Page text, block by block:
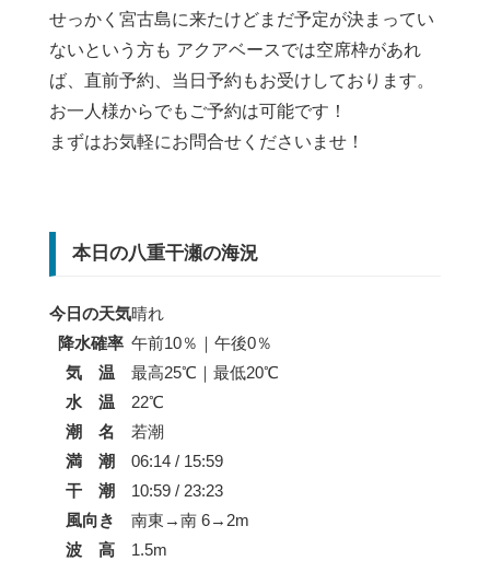
せっかく宮古島に来たけどまだ予定が決まってい
ないという方も アクアベースでは空席枠があれ
ば、直前予約、当日予約もお受けしております。
お一人様からでもご予約は可能です！
まずはお気軽にお問合せくださいませ！
本日の八重干瀬の海況
今日の天気晴れ
降水確率 午前10％｜午後0％
気 温
最高25℃｜最低20℃
水 温
22℃
潮 名
若潮
満 潮
06:14 / 15:59
干 潮
10:59 / 23:23
風向き
南東→南 6→2m
波 高
1.5m